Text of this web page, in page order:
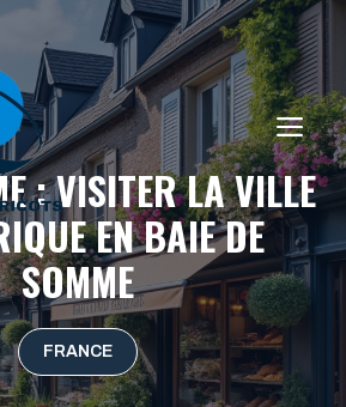
: VISITER LA VILLE
EN BAIE DE
SOMME
FRANCE